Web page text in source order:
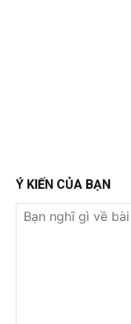
Ý KIẾN CỦA BẠN